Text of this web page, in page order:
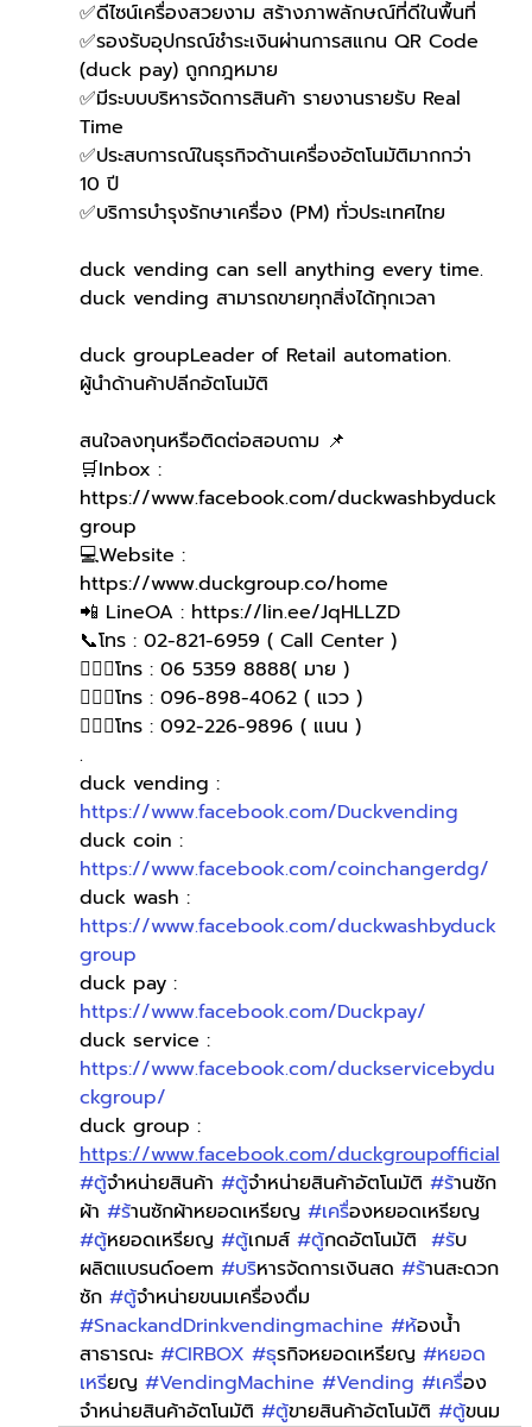
✅ดีไซน์เครื่องสวยงาม สร้างภาพลักษณ์ที่ดีในพื้นที่
✅รองรับอุปกรณ์ชำระเงินผ่านการสแกน QR Code
(duck pay) ถูกกฎหมาย
✅มีระบบบริหารจัดการสินค้า รายงานรายรับ Real
Time
✅ประสบการณ์ในธุรกิจด้านเครื่องอัตโนมัติมากกว่า
10 ปี
✅บริการบำรุงรักษาเครื่อง (PM) ทั่วประเทศไทย
duck vending can sell anything every time.
duck vending สามารถขายทุกสิ่งได้ทุกเวลา
duck groupLeader of Retail automation.
ผู้นำด้านค้าปลีกอัตโนมัติ
สนใจลงทุนหรือติดต่อสอบถาม 📌
🛒Inbox :
https://www.facebook.com/duckwashbyduck
group
💻Website :
https://www.duckgroup.co/home
📲 LineOA : https://lin.ee/JqHLLZD
📞โทร : 02-821-6959 ( Call Center )
🙋🏻‍♀️โทร : 06 5359 8888( มาย )
🙋🏻‍♀โทร : 096-898-4062 ( แวว )
🙋🏻‍♀️โทร : 092-226-9896 ( แนน )
.
duck vending :
https://www.facebook.com/Duckvending
duck coin :
https://www.facebook.com/coinchangerdg/
duck wash :
https://www.facebook.com/duckwashbyduck
group
duck pay :
https://www.facebook.com/Duckpay/
duck service :
https://www.facebook.com/duckservicebydu
ckgroup/
duck group :
https://www.facebook.com/duckgroupofficial
#ตู้จำหน่ายสินค้า #ตู้จำหน่ายสินค้าอัตโนมัติ #ร้านซัก
ผ้า #ร้านซักผ้าหยอดเหรียญ #เครื่องหยอดเหรียญ
#ตู้หยอดเหรียญ #ตู้เกมส์ #ตู้กดอัตโนมัติ #รับ
ผลิตแบรนด์oem #บริหารจัดการเงินสด #ร้านสะดวก
ซัก #ตู้จำหน่ายขนมเครื่องดื่ม
#SnackandDrinkvendingmachine #ห้องน้ำ
สาธารณะ #CIRBOX #ธุรกิจหยอดเหรียญ #หยอด
เหรียญ #VendingMachine #Vending #เครื่อง
จำหน่ายสินค้าอัตโนมัติ #ตู้ขายสินค้าอัตโนมัติ #ตู้ขนม